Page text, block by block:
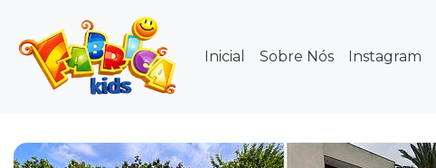
Inicial Sobre Nós Instagram